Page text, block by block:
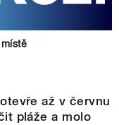
až v červnu
pláže a molo